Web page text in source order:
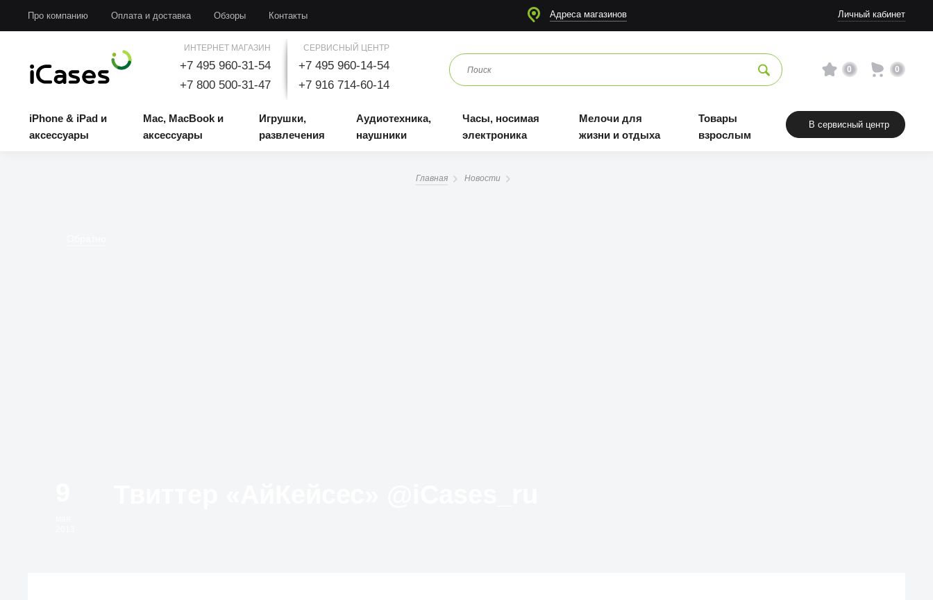
Про компанию Оплата и доставка Обзоры Контакты Адреса магазинов Личный кабинет
ИНТЕРНЕТ МАГАЗИН
+7 495 960-31-54
+7 800 500-31-47
СЕРВИСНЫЙ ЦЕНТР
+7 495 960-14-54
+7 916 714-60-14
0 0
iPhone & iPad и
аксессуары
Mac, MacBook и
аксессуары
Игрушки,
развлечения
Аудиотехника,
наушники
Часы, носимая
электроника
Мелочи для
жизни и отдыха
Товары
взрослым
В сервисный центр
Главная Новости